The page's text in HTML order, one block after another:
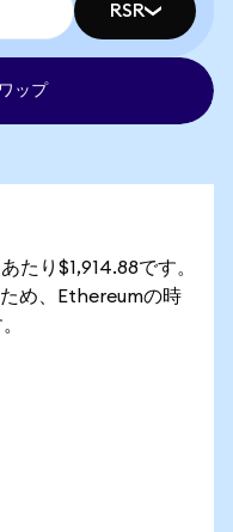
RSR
ップ
たり$1,914.88です。
め、Ethereumの時